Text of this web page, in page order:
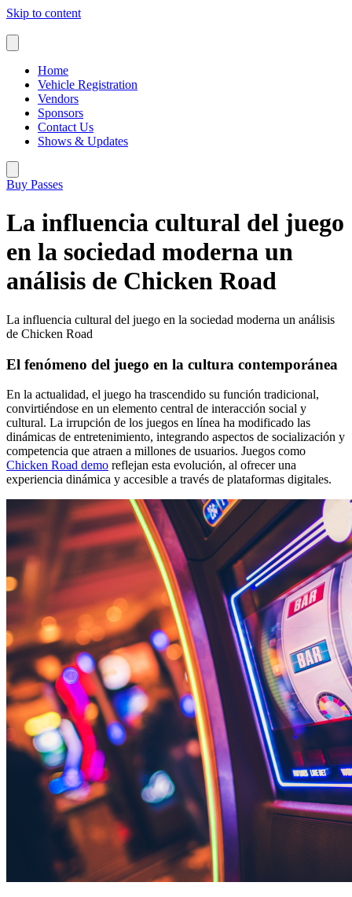
Skip to content
Home
Vehicle Registration
Vendors
Sponsors
Contact Us
Shows & Updates
Buy Passes
La influencia cultural del juego
en la sociedad moderna un
análisis de Chicken Road
La influencia cultural del juego en la sociedad moderna un análisis
de Chicken Road
El fenómeno del juego en la cultura contemporánea
En la actualidad, el juego ha trascendido su función tradicional,
convirtiéndose en un elemento central de interacción social y
cultural. La irrupción de los juegos en línea ha modificado las
dinámicas de entretenimiento, integrando aspectos de socialización y
competencia que atraen a millones de usuarios. Juegos como
Chicken Road demo reflejan esta evolución, al ofrecer una
experiencia dinámica y accesible a través de plataformas digitales.